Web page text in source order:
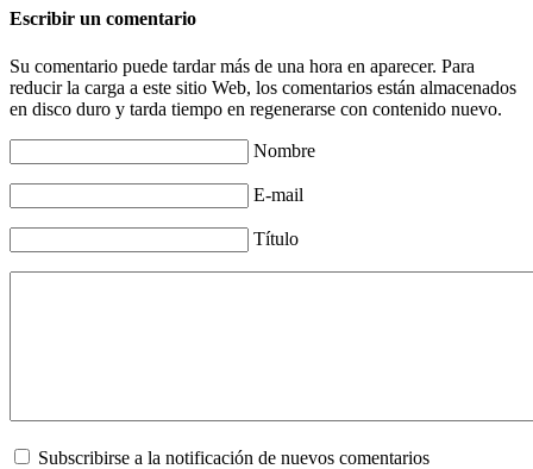
Escribir un comentario
Su comentario puede tardar más de una hora en aparecer. Para
reducir la carga a este sitio Web, los comentarios están almacenados
en disco duro y tarda tiempo en regenerarse con contenido nuevo.
Nombre
E-mail
Título
Subscribirse a la notificación de nuevos comentarios